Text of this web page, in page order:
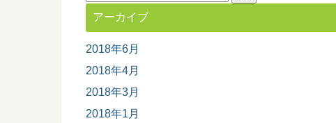
索:
アーカイブ
2018年6月
2018年4月
2018年3月
2018年1月